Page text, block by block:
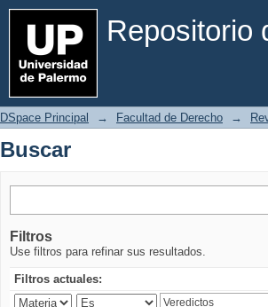
Repositorio
Buscar
DSpace Principal → Facultad de Derecho →
Buscar
Filtros
Use filtros para refinar sus resultados.
Filtros actuales: